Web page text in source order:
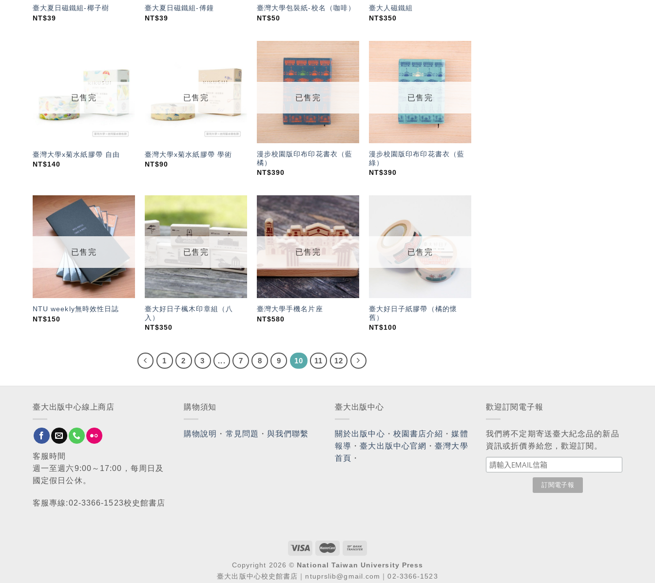
臺大夏日磁鐵組-椰子樹
NT$39
臺大夏日磁鐵組-傅鐘
NT$39
臺灣大學包裝紙-校名（咖啡）
NT$50
臺大人磁鐵組
NT$350
「願
望輕
單」
已售完
臺灣大學x菊水紙膠帶 自由
NT$140
加入
「願
望輕
已售完
臺灣大學x菊水紙膠帶 學術
NT$90
加入
「願
望輕
已售完
漫步校園版印布印花書衣（藍
橘）
NT$390
加入
「願
望輕
已售完
漫步校園版印布印花書衣（藍
綠）
NT$390
加入
「願
望輕
單」
已售完
NTU weekly無時效性日誌
NT$150
「願
望輕
已售完
臺大好日子楓木印章組（八
入）
NT$350
加入
「願
望輕
單」
已售完
臺灣大學手機名片座
NT$580
已售完
臺大好日子紙膠帶（橘的懷
舊）
NT$100
1 2 3 ... 7 8 9 10 11 12
臺大出版中心線上商店
客服時間
週一至週六9:00～17:00，每周日及
國定假日公休。
客服專線:02-3366-1523校史館書店
購物須知
購物說明 ・ 常見問題 ・與我們聯繫
臺大出版中心
關於出版中心 ・ 校園書店介紹 ・媒體
報導 ・臺大出版中心官網 ・臺灣大學
首頁 ・
歡迎訂閱電子報
我們將不定期寄送臺大紀念品的新品
資訊或折價券給您，歡迎訂閱。
Copyright 2026 © National Taiwan University Press
臺大出版中心校史館書店｜ntuprslib@gmail.com｜02-3366-1523